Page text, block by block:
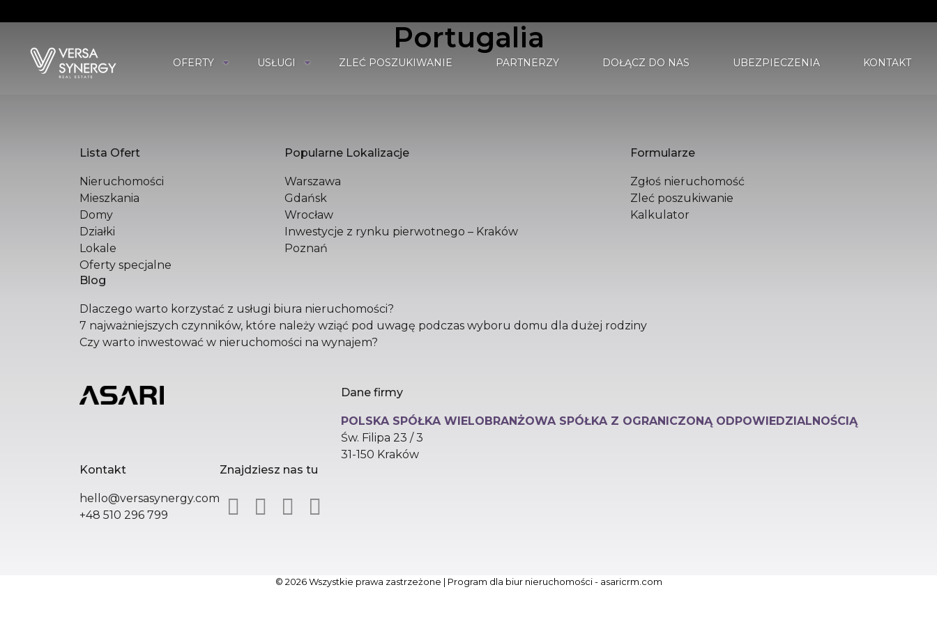
OFERTY USŁUGI ZLEĆ POSZUKIWANIE PARTNERZY DOŁĄCZ DO NAS UBEZPIECZENIA KONTAKT
hello@versasynergy.com
Portugalia
Lista Ofert
Nieruchomości
Mieszkania
Domy
Działki
Lokale
Oferty specjalne
Popularne Lokalizacje
Warszawa
Gdańsk
Wrocław
Inwestycje z rynku pierwotnego – Kraków
Poznań
Formularze
Zgłoś nieruchomość
Zleć poszukiwanie
Kalkulator
Blog
Dlaczego warto korzystać z usługi biura nieruchomości?
7 najważniejszych czynników, które należy wziąć pod uwagę podczas wyboru domu dla dużej rodziny
Czy warto inwestować w nieruchomości na wynajem?
Dane firmy
POLSKA SPÓŁKA WIELOBRANŻOWA SPÓŁKA Z OGRANICZONĄ ODPOWIEDZIALNOŚCIĄ
Św. Filipa 23 / 3
31-150 Kraków
Kontakt
hello@versasynergy.com
+48 510 296 799
Znajdziesz nas tu
© 2026 Wszystkie prawa zastrzeżone | Program dla biur nieruchomości - asaricrm.com